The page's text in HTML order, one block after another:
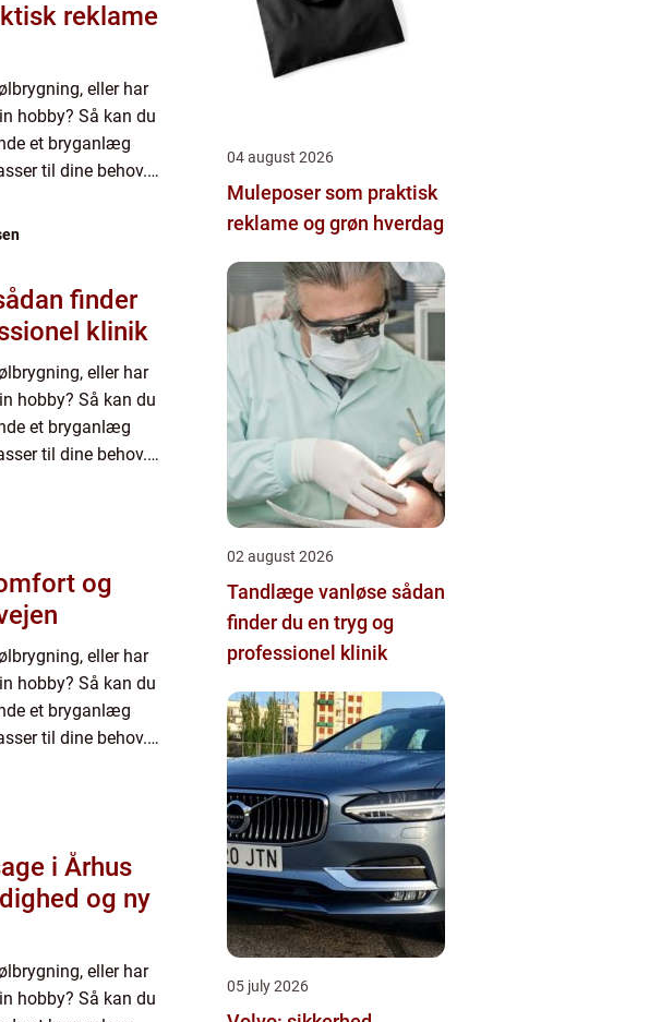
reklame
eller har
hobby? Så kan du
et bryganlæg
til dine behov.
klinik
eller har
hobby? Så kan du
et bryganlæg
til dine behov.
og
eller har
hobby? Så kan du
et bryganlæg
til dine behov.
i Århus
og ny
eller har
hobby? Så kan du
04 august 2026
Muleposer som praktisk
reklame og grøn hverdag
02 august 2026
Tandlæge vanløse sådan
finder du en tryg og
professionel klinik
05 july 2026